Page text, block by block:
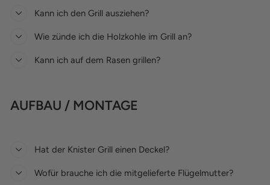
Kann ich den Grill ausziehen?
Wie zünde ich die Holzkohle im Grill an?
Kann ich auf dem Rasen grillen?
AUFBAU / MONTAGE
Hat der Knister Grill einen Deckel?
Wofür brauche ich die mitgelieferte Flügelmutter?